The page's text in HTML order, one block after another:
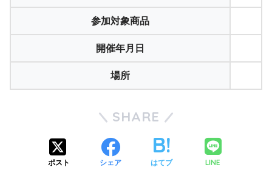
参加対象商品
開催年月日
場所
SHARE
ポスト シェア はてブ LINE